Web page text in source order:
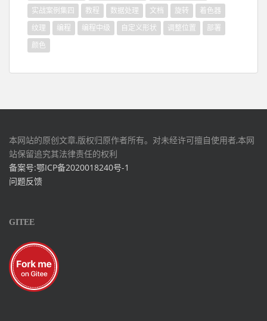
实战案例集四
教程 数据处理 文档 旋转
着色器
纹理
编程 编程中级 自定义形状 调整位置
部署
颜色
本网站的原创文章,版权归原作者所有。对未经许可擅自使用者,本网
站保留追究其法律责任的权利
备案号:鄂ICP备2020018240号-1
问题反馈
GITEE